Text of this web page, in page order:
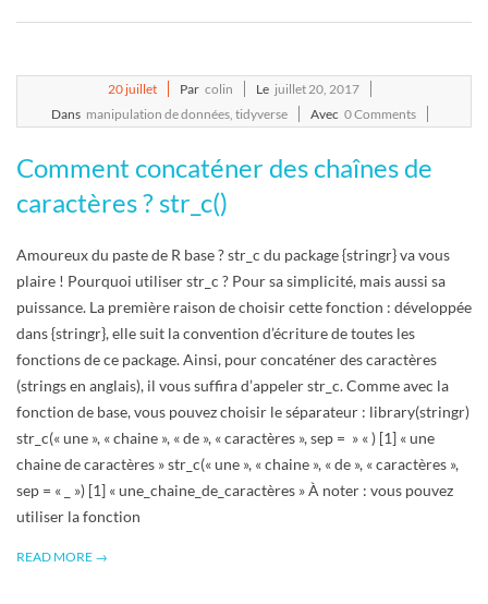
20juillet Par colin Le juillet 20, 2017
Dans manipulation de données, tidyverse Avec 0 Comments
Comment concaténer des chaînes de
caractères ? str_c()
Amoureux du paste de R base ? str_c du package {stringr} va vous
plaire ! Pourquoi utiliser str_c ? Pour sa simplicité, mais aussi sa
puissance. La première raison de choisir cette fonction : développée
dans {stringr}, elle suit la convention d’écriture de toutes les
fonctions de ce package. Ainsi, pour concaténer des caractères
(strings en anglais), il vous suffira d’appeler str_c. Comme avec la
fonction de base, vous pouvez choisir le séparateur : library(stringr)
str_c(« une », « chaine », « de », « caractères », sep = » « ) [1] « une
chaine de caractères » str_c(« une », « chaine », « de », « caractères »,
sep = « _ ») [1] « une_chaine_de_caractères » À noter : vous pouvez
utiliser la fonction
READ MORE →